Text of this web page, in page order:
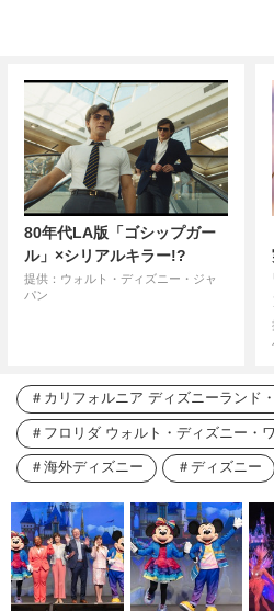
80年代LA版「ゴシップガー
ル」×シリアルキラー!?
提供：ウォルト・ディズニー・ジャ
パン
カリフォルニア ディズニーランド
フロリダ ウォルト・ディズニー・
海外ディズニー ディズニー